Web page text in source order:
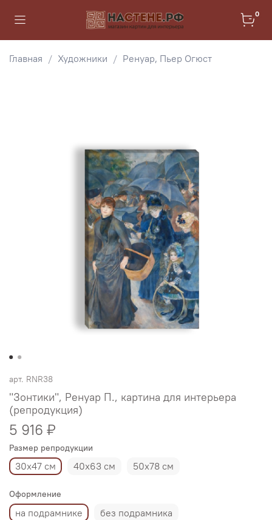
0
Главная Художники Ренуар, Пьер Огюст
арт. RNR38
"Зонтики", Ренуар П., картина для интерьера
(репродукция)
5 916 ₽
Размер репродукции
30х47 см 40х63 см 50х78 см
Оформление
на подрамнике без подрамника